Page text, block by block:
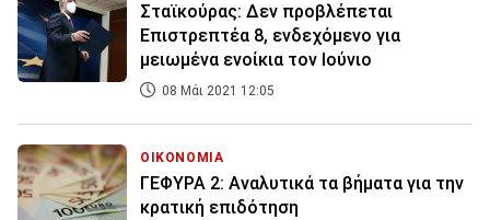
Σταϊκούρας: Δεν προβλέπεται
Επιστρεπτέα 8, ενδεχόμενο για
μειωμένα ενοίκια τον Ιούνιο
08 Μάι 2021 12:05
ΟΙΚΟΝΟΜΙΑ
ΓΕΦΥΡΑ 2: Αναλυτικά τα βήματα για την
κρατική επιδότηση